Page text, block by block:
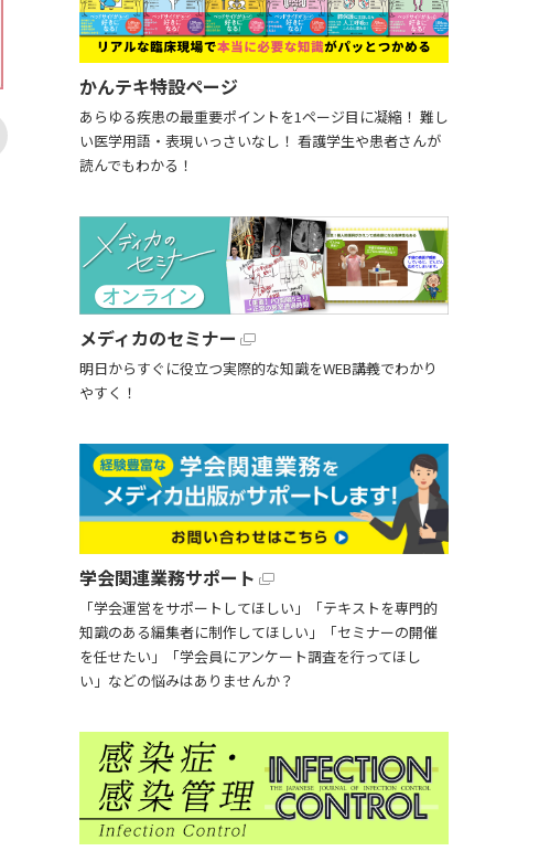
かんテキ特設ページ
あらゆる疾患の最重要ポイントを1ページ目に凝縮！ 難し
い医学用語・表現いっさいなし！ 看護学生や患者さんが
読んでもわかる！
メディカのセミナー
明日からすぐに役立つ実際的な知識をWEB講義でわかり
やすく！
学会関連業務サポート
「学会運営をサポートしてほしい」「テキストを専門的
知識のある編集者に制作してほしい」「セミナーの開催
を任せたい」「学会員にアンケート調査を行ってほし
い」などの悩みはありませんか？